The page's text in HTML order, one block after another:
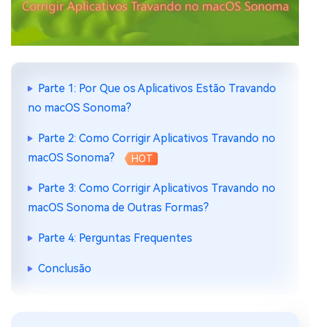
Parte 1: Por Que os Aplicativos Estão Travando
no macOS Sonoma?
Parte 2: Como Corrigir Aplicativos Travando no
macOS Sonoma?
HOT
Parte 3: Como Corrigir Aplicativos Travando no
macOS Sonoma de Outras Formas?
Parte 4: Perguntas Frequentes
Conclusão